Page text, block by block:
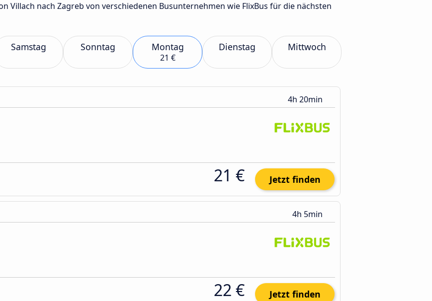
Villach nach Zagreb von verschiedenen Busunternehmen wie FlixBus für die nächsten
Samstag Sonntag Montag
21 €
Dienstag Mittwoch
4h 20min
21 € Jetzt finden
4h 5min
22 € Jetzt finden